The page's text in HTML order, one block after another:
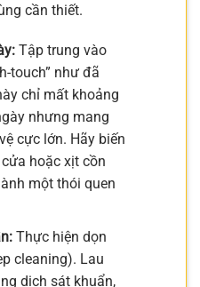
cần thiết.
Tập trung vào
touch” như đã
chỉ mất khoảng
nhưng mang
cực lớn. Hãy biến
hoặc xịt cồn
một thói quen
Thực hiện dọn
cleaning). Lau
dịch sát khuẩn,